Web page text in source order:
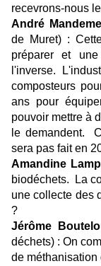
recevrons-nous
André
de Muret) :
préparer et
l'inverse.
composteurs
ans pour
pouvoir mettre à
le demandent.
sera pas fait en
Amandine
biodéchets. La
une collecte des
?
Jérôme
déchets) : On
de méthanisation